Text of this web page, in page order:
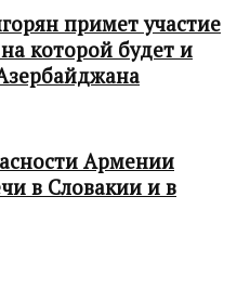
примет участие
которой будет и
Армении
в Словакии и в